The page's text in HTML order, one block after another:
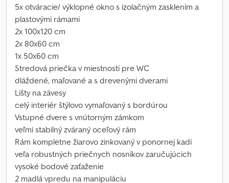
5x otváracie/ výklopné okno s izolačným zasklením a
plastovými rámami
2x 100x120 cm
2x 80x60 cm
1x 50x60 cm
Stredová priečka v miestnosti pre WC
dláždené, maľované a s drevenými dverami
Lišty na závesy
celý interiér štýlovo vymaľovaný s bordúrou
Vstupné dvere s vnútorným zámkom
veľmi stabilný zváraný oceľový rám
Rám kompletne žiarovo zinkovaný v ponornej kadi
veľa robustných priečnych nosníkov zaručujúcich
vysoké bodové zaťaženie
2 madlá vpredu na manipuláciu